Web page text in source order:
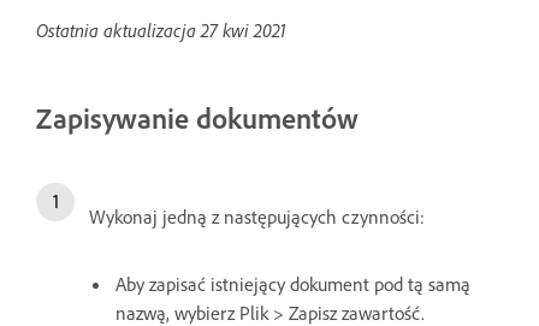
Ostatnia aktualizacja27 kwi 2021
Zapisywanie dokumentów
Wykonaj jedną z następujących czynności:
Aby zapisać istniejący dokument pod tą samą
nazwą, wybierz Plik > Zapisz zawartość.